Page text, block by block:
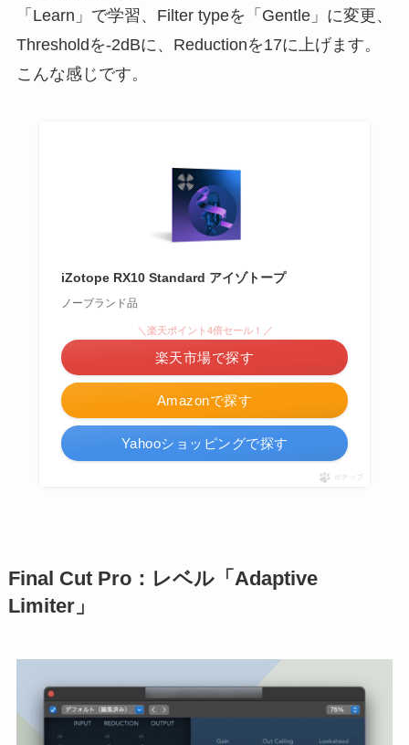
「Learn」で学習、Filter typeを「Gentle」に変更、
Thresholdを-2dBに、Reductionを17に上げます。
こんな感じです。
iZotope RX10 Standard アイゾトープ
ノーブランド品
Amazonで探す
＼楽天ポイント4倍セール！／
楽天市場で探す
Yahooショッピングで探す
ポチップ
Final Cut Pro：レベル「Adaptive
Limiter」